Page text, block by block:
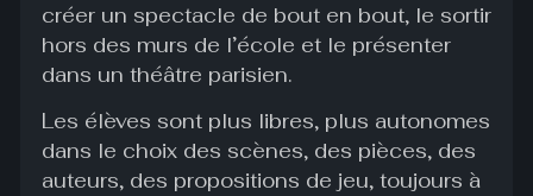
créer un spectacle de bout en bout, le sortir
hors des murs de l’école et le présenter
dans un théâtre parisien.
Les élèves sont plus libres, plus autonomes
dans le choix des scènes, des pièces, des
auteurs, des propositions de jeu, toujours à